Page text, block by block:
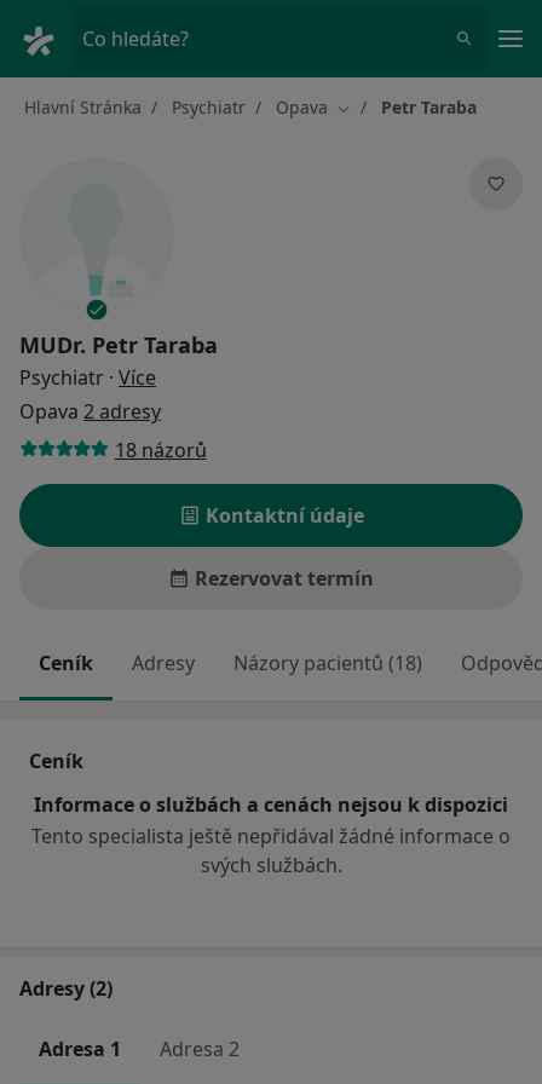
Co hledáte?
Hlavní Stránka Psychiatr Opava Změna města
Petr Taraba
MUDr. Petr Taraba
Psychiatr · Více
Opava 2 adresy
18 názorů
Kontaktní údaje
Rezervovat termín
Ceník Adresy Názory pacientů (18)
Ceník
Informace o službách a cenách nejsou k dispozici
Tento specialista ještě nepřidával žádné informace o
svých službách.
Adresy (2)
Adresa 1 Adresa 2